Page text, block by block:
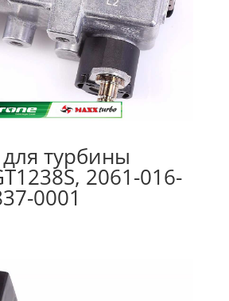
турбины
2061-016-
0001